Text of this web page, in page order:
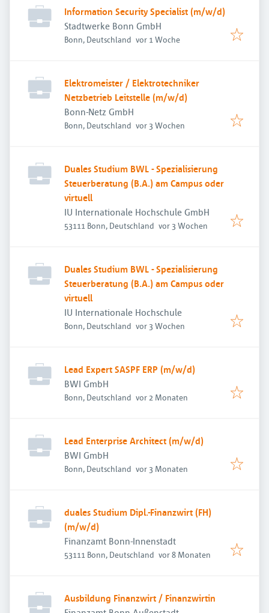
Information Security Specialist (m/w/d)
Stadtwerke Bonn GmbH
Bonn, Deutschland Veröffentlicht
vor 1 Woche
Elektromeister / Elektrotechniker
Netzbetrieb Leitstelle (m/w/d)
Bonn-Netz GmbH
Bonn, Deutschland Veröffentlicht
vor 3 Wochen
Duales Studium BWL - Spezialisierung
Steuerberatung (B.A.) am Campus oder
virtuell
IU Internationale Hochschule GmbH
53111 Bonn, Deutschland Veröffentlicht
vor 3 Wochen
Duales Studium BWL - Spezialisierung
Steuerberatung (B.A.) am Campus oder
virtuell
IU Internationale Hochschule
Bonn, Deutschland Veröffentlicht
vor 3 Wochen
Lead Expert SASPF ERP (m/w/d)
BWI GmbH
Bonn, Deutschland Veröffentlicht:
vor 2 Monaten
Lead Enterprise Architect (m/w/d)
BWI GmbH
Bonn, Deutschland Veröffentlicht:
vor 3 Monaten
duales Studium Dipl.-Finanzwirt (FH)
(m/w/d)
Finanzamt Bonn-Innenstadt
53111 Bonn, Deutschland Veröffentlicht:
vor 8 Monaten
Ausbildung Finanzwirt / Finanzwirtin